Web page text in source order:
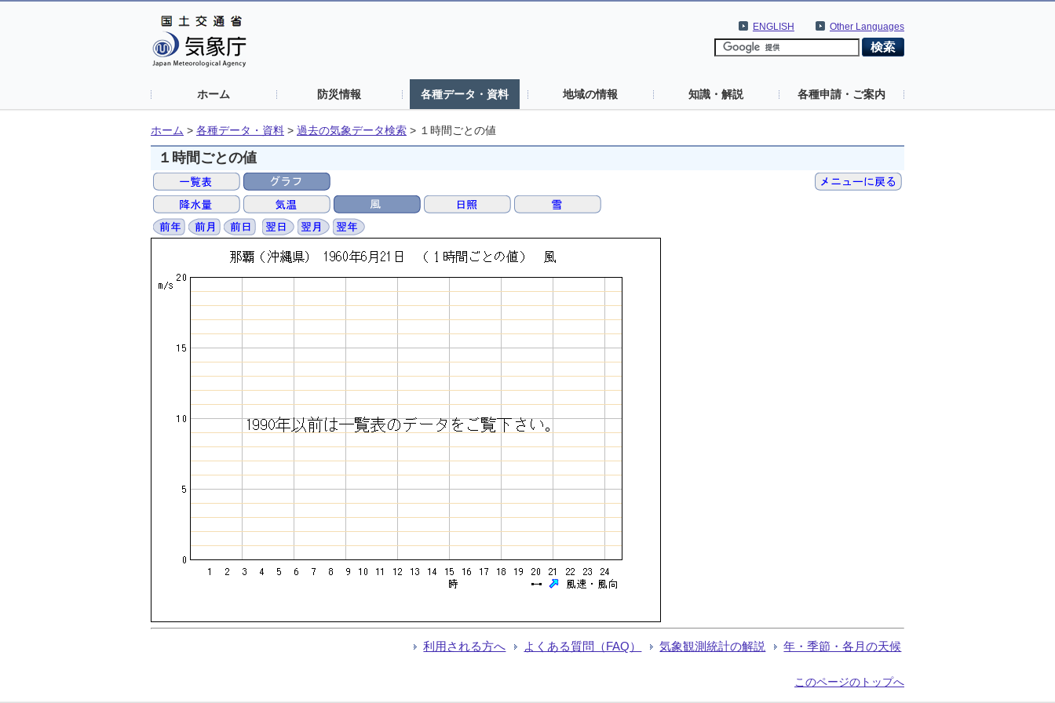
Other Languages
ENGLISH
ホーム 防災情報 各種データ・資料 地域の情報 知識・解説 各種申請・ご案内
ホーム > 各種データ・資料 > 過去の気象データ検索 > １時間ごとの値
１時間ごとの値
利用される方へ よくある質問（FAQ） 気象観測統計の解説 年・季節・各月の天候
このページのトップへ